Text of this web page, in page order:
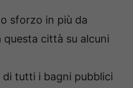
sforzo in più da
città su alcuni
di tutti i bagni pubblici